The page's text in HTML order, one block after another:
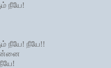
நீயே!
நீயே! நீயே!!